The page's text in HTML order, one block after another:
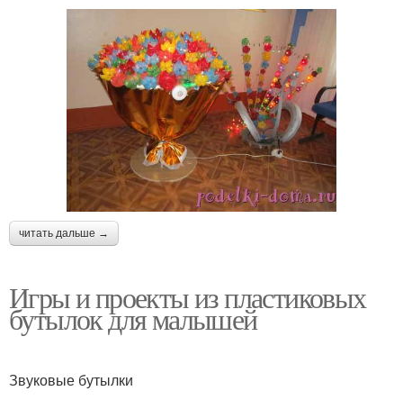
читать дальше →
Игры и проекты из пластиковых
бутылок для малышей
Звуковые бутылки